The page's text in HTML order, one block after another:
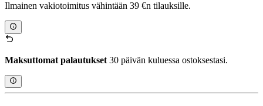
Ilmainen vakiotoimitus vähintään 39 €n tilauksille.
Maksuttomat palautukset 30 päivän kuluessa ostoksestasi.